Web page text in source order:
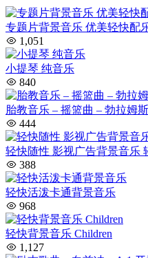
专题片背景音乐 优美轻快配
1,051
小提琴 纯音乐
840
胎教音乐 – 摇篮曲 – 勃拉姆斯
444
轻快随性 影视广告背景音乐
388
轻快活泼卡通背景音乐
968
轻快背景音乐 Children
1,127